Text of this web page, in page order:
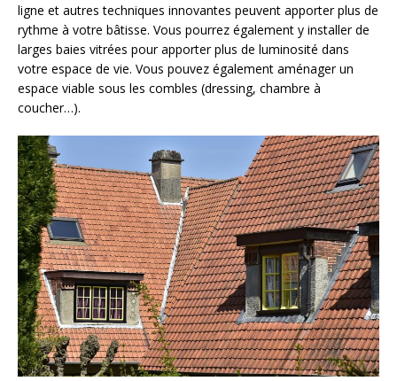
ligne et autres techniques innovantes peuvent apporter plus de
rythme à votre bâtisse. Vous pourrez également y installer de
larges baies vitrées pour apporter plus de luminosité dans
votre espace de vie. Vous pouvez également aménager un
espace viable sous les combles (dressing, chambre à
coucher…).